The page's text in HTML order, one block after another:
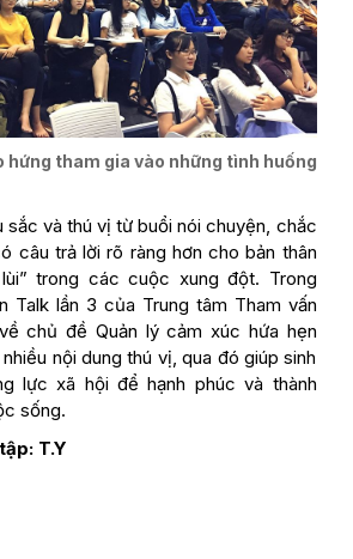
hứng tham gia vào những tình huống
sắc và thú vị từ buổi nói chuyện, chắc
câu trả lời rõ ràng hơn cho bản thân
trong các cuộc xung đột. Trong
Talk lần 3 của Trung tâm Tham vấn
chủ đề Quản lý cảm xúc hứa hẹn
nội dung thú vị, qua đó giúp sinh
lực xã hội để hạnh phúc và thành
sống.
T.Y